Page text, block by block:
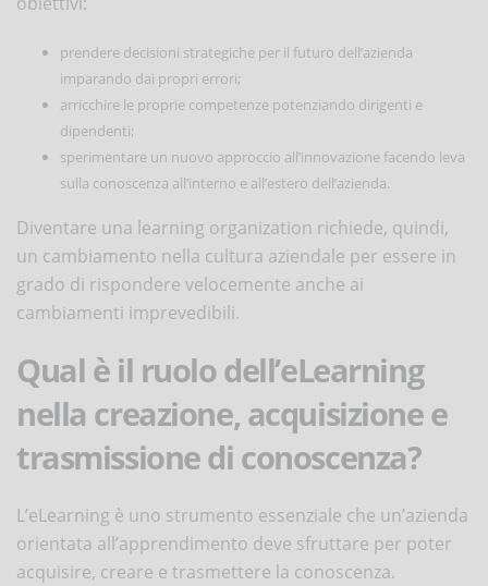
prendere decisioni strategiche per il futuro dell’azienda
imparando dai propri errori;
arricchire le proprie competenze potenziando dirigenti e
dipendenti;
sperimentare un nuovo approccio all’innovazione facendo leva
sulla conoscenza all’interno e all’estero dell’azienda.
Diventare una learning organization richiede, quindi,
un cambiamento nella cultura aziendale per essere in
grado di rispondere velocemente anche ai
cambiamenti imprevedibili.
Qual è il ruolo dell’eLearning
nella creazione, acquisizione e
trasmissione di conoscenza?
L’eLearning è uno strumento essenziale che un’azienda
orientata all’apprendimento deve sfruttare per poter
acquisire, creare e trasmettere la conoscenza.